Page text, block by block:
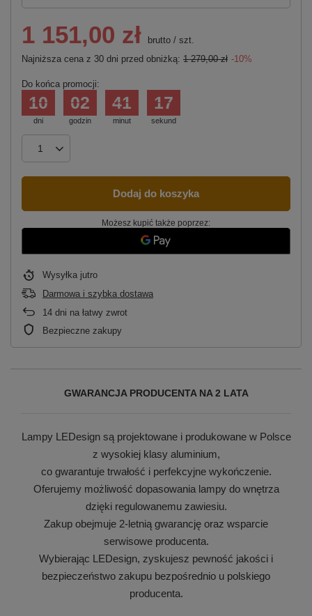
1 151,00 zł brutto / szt.
Najniższa cena z 30 dni przed obniżką: 1 279,00 zł -10%
Do końca promocji:
dni
10
godzin
02
minut
41
sekund
16
Dodaj do koszyka
Możesz kupić także poprzez:
Wysyłka jutro
Darmowa i szybka dostawa
14 dni na łatwy zwrot
Bezpieczne zakupy
GWARANCJA PRODUCENTA NA 2 LATA
Lampy LEDesign są projektowane i produkowane w Polsce
z wysokiej klasy aluminium,
co gwarantuje trwałość i perfekcyjne wykończenie.
Oferujemy możliwość dopasowania lampy do wnętrza
dzięki regulowanemu zawiesiu.
Zakup obejmuje 2-letnią gwarancję oraz wsparcie
serwisowe producenta.
Wybierając LEDesign, zyskujesz pewność jakości i
bezpieczeństwo zakupu bezpośrednio u polskiego
producenta.